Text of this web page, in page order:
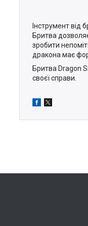
Інструмент від
Бритва
зробити
дракона має
Бритва Dragon
своєї справи.